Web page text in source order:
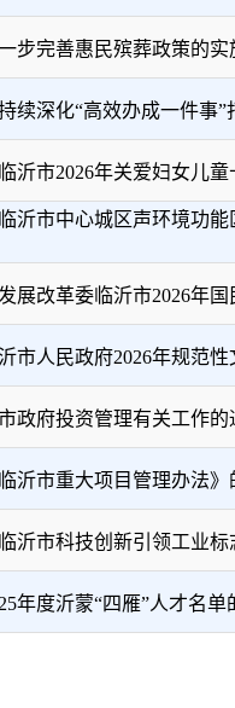
步完善惠民殡葬政策的实
续深化“高效办成一件事”
沂市2026年关爱妇女儿童
沂市中心城区声环境功能
展改革委临沂市2026年国
市人民政府2026年规范性
政府投资管理有关工作的
沂市重大项目管理办法》
沂市科技创新引领工业标
年度沂蒙“四雁”人才名单